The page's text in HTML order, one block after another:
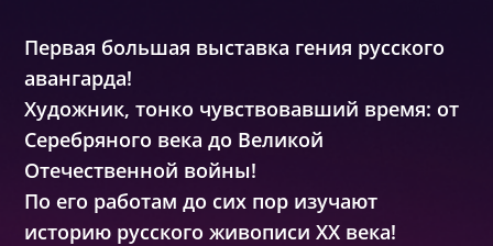
Первая большая выставка гения русского
авангарда!
Художник, тонко чувствовавший время: от
Серебряного века до Великой
Отечественной войны!
По его работам до сих пор изучают
историю русского живописи ХХ века!